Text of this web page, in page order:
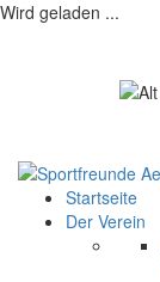
Wird geladen ...
Startseite
Der Verein